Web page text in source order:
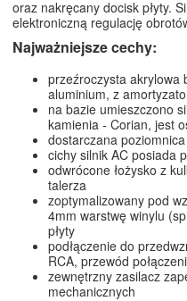
oraz nakręcany docisk płyty.
elektroniczną regulację
Najważniejsze cechy:
przeźroczysta akrylowa
aluminium, z
na bazie umieszczono
kamienia - Corian, jest
dostarczana
cichy silnik AC posiada
odwrócone łożysko z
talerza
zoptymalizowany pod
4mm warstwę winylu
płyty
podłączenie do
RCA, przewód
zewnętrzny zasilacz
mechanicznych